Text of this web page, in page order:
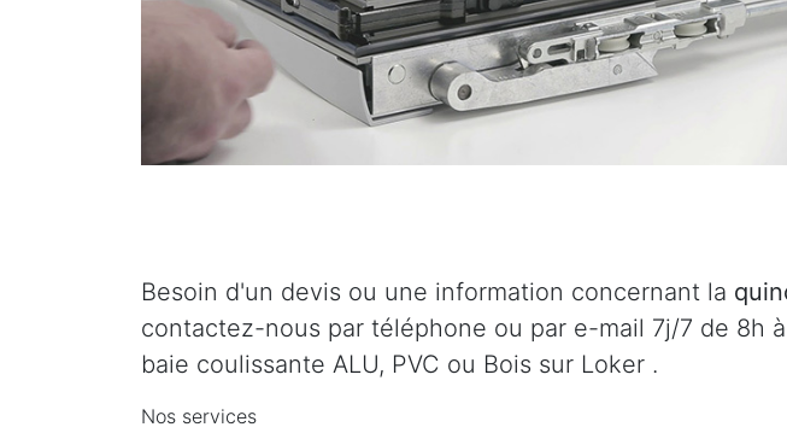
Besoin d'un devis ou une information concernant la
contactez-nous par téléphone ou par e-mail 7j/7 de 8h
baie coulissante ALU, PVC ou Bois sur Loker .
Nos services